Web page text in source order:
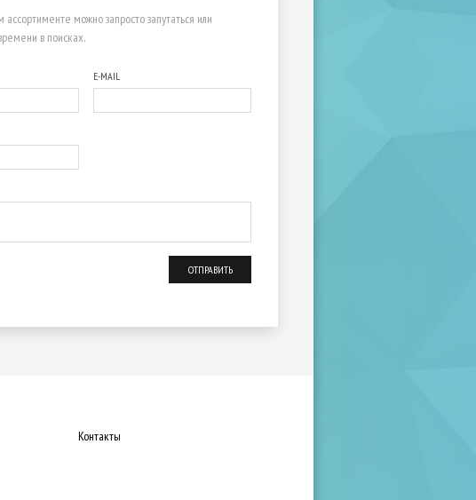
можно запросто запутаться или
в поисках.
E-MAIL
Контакты